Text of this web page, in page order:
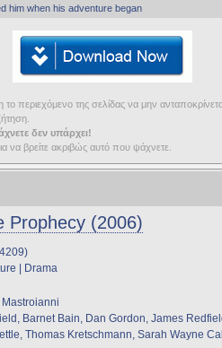
him when his adventure began
περιεχόμενο της σελίδας να μην
δεν υπάρχει!
να βρείτε ακριβώς αυτό που ψάχνετε.
Prophecy (2006)
| Drama
Barnet Bain, Dan Gordon, James
Thomas Kretschmann, Sarah Wayne